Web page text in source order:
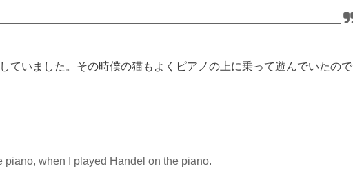
ていました。その時僕の猫もよくピアノの上に乗って遊んでいたので
piano, when I played Handel on the piano.